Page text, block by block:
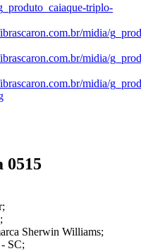
triplo-
midia/
midia/
midia/
0515
Sherwin Williams;
SC;